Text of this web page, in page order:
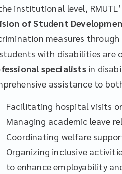
institutional level,
of Student
measures
with disabilities are
specialistsin
assistance to
Facilitating hospital visits
Managing academic leave
Coordinating welfare
Organizing inclusive
to enhance employability